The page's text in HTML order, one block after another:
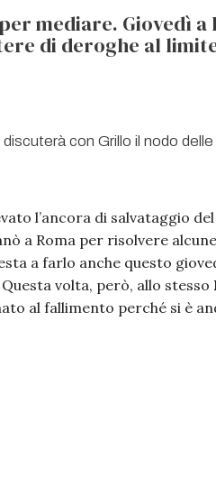
mediare. Giovedì a
di deroghe al
l’ancora di salvataggio
a Roma per risolvere
a farlo anche questo
Questa volta, però, allo stesso
al fallimento perché si è